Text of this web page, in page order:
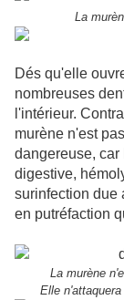
La
Dés qu'elle
nombreuses
l'intérieur.
murène n'est
dangereuse,
digestive,
surinfection due
en putréfaction
La murène
Elle